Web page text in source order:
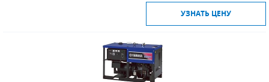
УЗНАТЬ ЦЕНУ